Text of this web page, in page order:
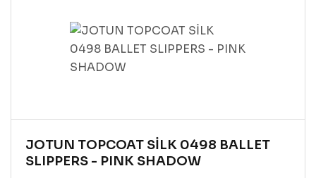
JOTUN TOPCOAT SİLK 0498 BALLET
SLIPPERS - PINK SHADOW